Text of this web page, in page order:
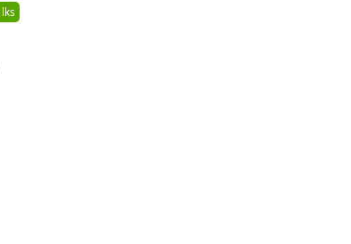
lks